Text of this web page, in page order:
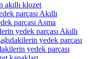
akıllı klozet
parçası Akıllı
parçası Asma
yedek parçası Akıllı
yedek parçası
yedek parçası